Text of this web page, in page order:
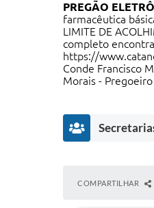
PREGÃO
farmacêutica
LIMITE DE
completo
https://
Conde Francisco
Morais - Pregoeiro
COMPARTILHAR